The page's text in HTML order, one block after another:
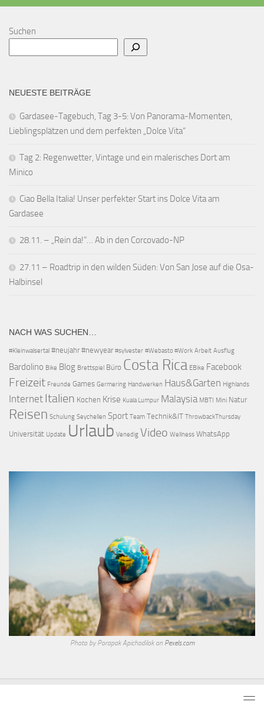
Suchen
NEUESTE BEITRÄGE
Gardasee-Tagebuch, Tag 3-5: Von Panorama-Momenten,
Lieblingsplätzen und dem perfekten „Dolce Vita“
Tag 2: Regenwetter, Vintage und ein malerisches Dort am
Minico
Ciao Bella Italia! Unser perfekter Start ins Dolce Vita am
Gardasee
28.11. – „Rein da!“… Ab in den Corcovado-NP
27.11 – Roadtrip in den wilden Süden: Von San Jose auf die Osa-
Halbinsel
NACH WAS SUCHEN…
#Kleinwalsertal #neujahr #newyear #sylvester #Webasto #Work Arbeit Ausflug
Bardolino Bike Blog Brettspiel Büro Costa Rica EBike Facebook
Freizeit Freunde Games Germering Handwerken Haus&Garten Highlands
Internet Italien Kochen Krise Kuala Lumpur Malaysia MBTI Mini Natur
Reisen Schulung Seychellen Sport Team Technik&IT ThrowbackThursday
Universität Update Urlaub Venedig Video Wellness WhatsApp
Photo by Porapak Apichodilok on Pexels.com